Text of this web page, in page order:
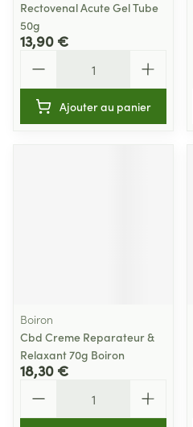
Rectovenal Acute Gel Tube
50g
13,90 €
Ajouter au panier
Boiron
Cbd Creme Reparateur &
Relaxant 70g Boiron
18,30 €